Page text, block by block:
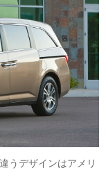
うデザインはアメリ